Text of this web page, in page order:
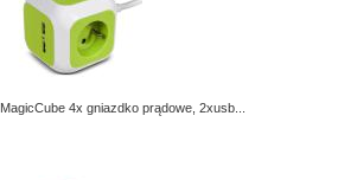
MagicCube 4x gniazdko prądowe, 2xusb...